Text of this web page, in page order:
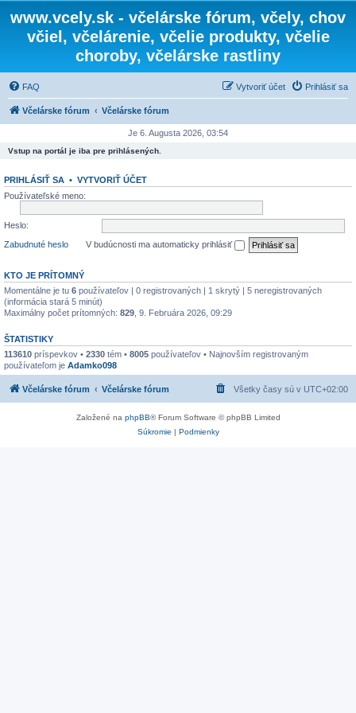
www.vcely.sk - včelárske fórum, včely, chov
včiel, včelárenie, včelie produkty, včelie
choroby, včelárske rastliny
FAQ Prihlásiť sa
Vytvoriť účet
Včelárske fórum Včelárske fórum
Je 6. Augusta 2026, 03:54
Vstup na portál je iba pre prihlásených.
PRIHLÁSIŤ SA • VYTVORIŤ ÚČET
Používateľské meno:
Heslo:
Zabudnuté heslo
V budúcnosti ma automaticky prihlásiť
KTO JE PRÍTOMNÝ
Momentálne je tu 6 používateľov | 0 registrovaných | 1 skrytý | 5 neregistrovaných
(informácia stará 5 minút)
Maximálny počet prítomných: 829 , 9. Februára 2026, 09:29
ŠTATISTIKY
113610 príspevkov • 2330 tém • 8005 používateľov • Najnovším registrovaným
používateľom je Adamko098
Včelárske fórum Včelárske fórum Všetky časy sú v UTC+02:00
Založené na phpBB® Forum Software © phpBB Limited
Súkromie | Podmienky